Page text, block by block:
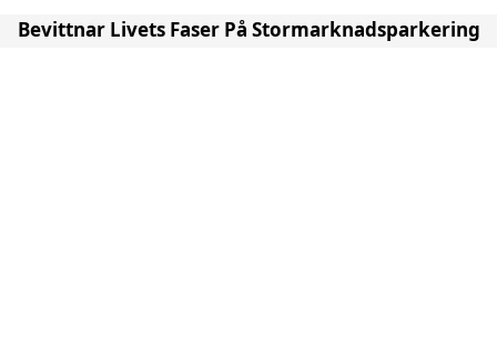
Bevittnar Livets Faser På Stormarknadsparkering